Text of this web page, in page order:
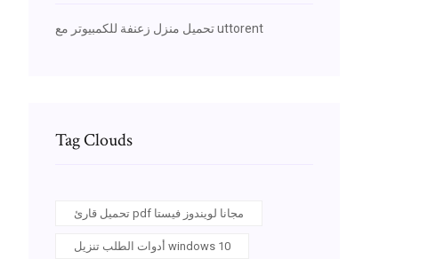
تحميل منزل زعنفة للكمبيوتر مع uttorent
Tag Clouds
تحميل قارئ pdf مجانا لويندوز فيستا
أدوات الطلب تنزيل windows 10